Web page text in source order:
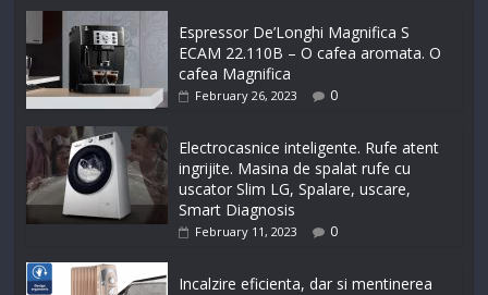
Espressor De’Longhi Magnifica S
ECAM 22.110B – O cafea aromata. O
cafea Magnifica
February 26, 2023 0
Electrocasnice inteligente. Rufe atent
ingrijite. Masina de spalat rufe cu
uscator Slim LG, Spalare, uscare,
Smart Diagnosis
February 11, 2023 0
Incalzire eficienta, dar si mentinerea